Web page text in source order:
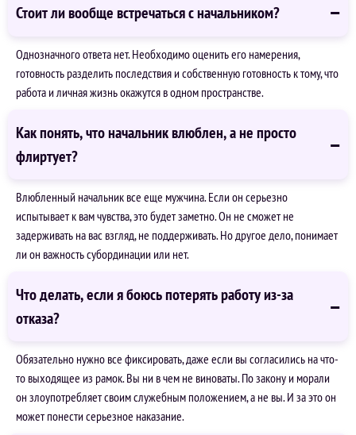
Стоит ли вообще встречаться с начальником?
Однозначного ответа нет. Необходимо оценить его намерения,
готовность разделить последствия и собственную готовность к тому, что
работа и личная жизнь окажутся в одном пространстве.
Как понять, что начальник влюблен, а не просто
флиртует?
Влюбленный начальник все еще мужчина. Если он серьезно
испытывает к вам чувства, это будет заметно. Он не сможет не
задерживать на вас взгляд, не поддерживать. Но другое дело, понимает
ли он важность субординации или нет.
Что делать, если я боюсь потерять работу из-за
отказа?
Обязательно нужно все фиксировать, даже если вы согласились на что-
то выходящее из рамок. Вы ни в чем не виноваты. По закону и морали
он злоупотребляет своим служебным положением, а не вы. И за это он
может понести серьезное наказание.